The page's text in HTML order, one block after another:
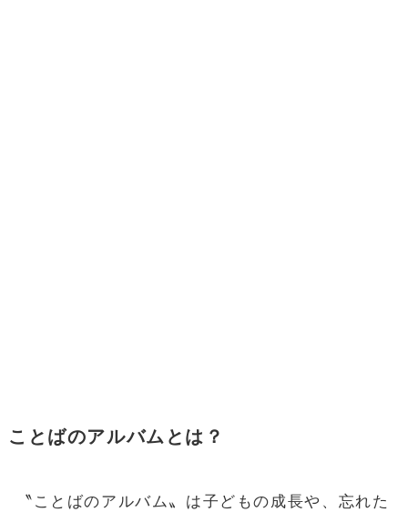
ことばのアルバムとは？
〝ことばのアルバム〟は子どもの成長や、忘れた